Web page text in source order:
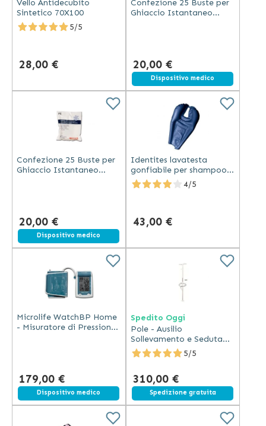
Vello Antidecubito
Sintetico 70X100
5/5
28,00 €
Confezione 25 Buste per
Ghiaccio Istantaneo
20,00 €
Dispositivo medico
Confezione 25 Buste per
Ghiaccio Istantaneo
20,00 €
Dispositivo medico
Identites lavatesta
gonfiabile per shampoo
con seduta, colore blu
notte, dimensioni 50x40
4/5
43,00 €
Microlife WatchBP Home
- Misuratore di Pressione
179,00 €
Dispositivo medico
Spedito Oggi
Pole - Ausilio
Sollevamento e Seduta
Regolabile 2,10-3m
5/5
310,00 €
Spedizione gratuita